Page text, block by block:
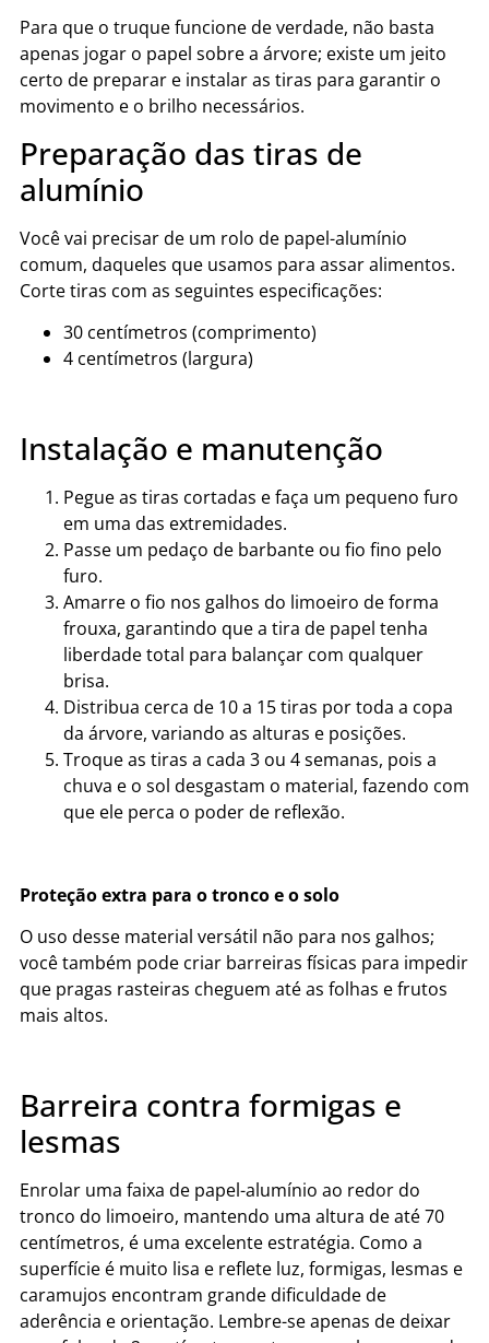
Para que o truque funcione de verdade, não basta
apenas jogar o papel sobre a árvore; existe um jeito
certo de preparar e instalar as tiras para garantir o
movimento e o brilho necessários.
Preparação das tiras de
alumínio
Você vai precisar de um rolo de papel-alumínio
comum, daqueles que usamos para assar alimentos.
Corte tiras com as seguintes especificações:
30 centímetros (comprimento)
4 centímetros (largura)
Instalação e manutenção
Pegue as tiras cortadas e faça um pequeno furo
em uma das extremidades.
Passe um pedaço de barbante ou fio fino pelo
furo.
Amarre o fio nos galhos do limoeiro de forma
frouxa, garantindo que a tira de papel tenha
liberdade total para balançar com qualquer
brisa.
Distribua cerca de 10 a 15 tiras por toda a copa
da árvore, variando as alturas e posições.
Troque as tiras a cada 3 ou 4 semanas, pois a
chuva e o sol desgastam o material, fazendo com
que ele perca o poder de reflexão.
Proteção extra para o tronco e o solo
O uso desse material versátil não para nos galhos;
você também pode criar barreiras físicas para impedir
que pragas rasteiras cheguem até as folhas e frutos
mais altos.
Barreira contra formigas e
lesmas
Enrolar uma faixa de papel-alumínio ao redor do
tronco do limoeiro, mantendo uma altura de até 70
centímetros, é uma excelente estratégia. Como a
superfície é muito lisa e reflete luz, formigas, lesmas e
caramujos encontram grande dificuldade de
aderência e orientação. Lembre-se apenas de deixar